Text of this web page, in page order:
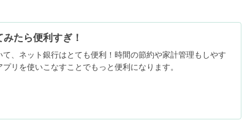
たら便利すぎ！
、ネット銀行はとても便利！時間の節約や家計管理もしやす
リを使いこなすことでもっと便利になります。